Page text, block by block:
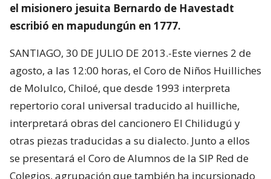
el misionero jesuita Bernardo de Havestadt
escribió en mapudungún en 1777.
SANTIAGO, 30 DE JULIO DE 2013.-Este viernes 2 de
agosto, a las 12:00 horas, el Coro de Niños Huilliches
de Molulco, Chiloé, que desde 1993 interpreta
repertorio coral universal traducido al huilliche,
interpretará obras del cancionero El Chilidugú y
otras piezas traducidas a su dialecto. Junto a ellos
se presentará el Coro de Alumnos de la SIP Red de
Colegios, agrupación que también ha incursionado